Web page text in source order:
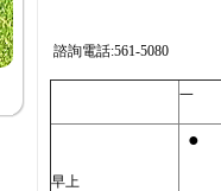
諮詢電話:561-5080
一
早上
●